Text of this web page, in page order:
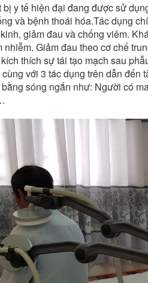
y tế hiện đại đang được sử
và bệnh thoái hóa.Tác dụng
giảm đau và chống viêm.
nhiễm. Giảm đau theo cơ chế
thích sự tái tạo mạch sau
với 3 tác dụng trên dẫn
sóng ngắn như: Người có